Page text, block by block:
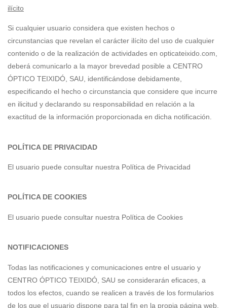
ilícito
Si cualquier usuario considera que existen hechos o
circunstancias que revelan el carácter ilícito del uso de cualquier
contenido o de la realización de actividades en opticateixido.com,
deberá comunicarlo a la mayor brevedad posible a CENTRO
ÓPTICO TEIXIDÓ, SAU, identificándose debidamente,
especificando el hecho o circunstancia que considere que incurre
en ilicitud y declarando su responsabilidad en relación a la
exactitud de la información proporcionada en dicha notificación.
POLÍTICA DE PRIVACIDAD
El usuario puede consultar nuestra Política de Privacidad
POLÍTICA DE COOKIES
El usuario puede consultar nuestra Política de Cookies
NOTIFICACIONES
Todas las notificaciones y comunicaciones entre el usuario y
CENTRO ÓPTICO TEIXIDÓ, SAU se considerarán eficaces, a
todos los efectos, cuando se realicen a través de los formularios
de los que el usuario dispone para tal fin en la propia página web,